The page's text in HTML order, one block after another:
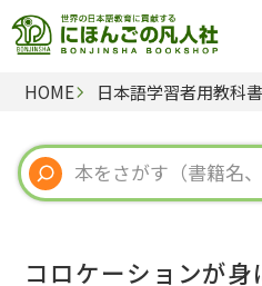
HOME 日本語学習者用教科書
コロケーションが